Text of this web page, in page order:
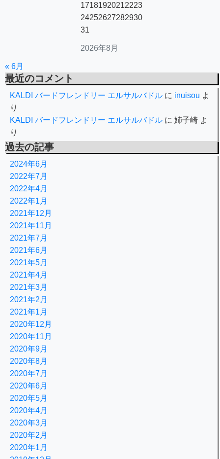
2026年8月
17181920212223
24252627282930
31
« 6月
最近のコメント
KALDI バードフレンドリー エルサルバドル に inuisou よ
り
KALDI バードフレンドリー エルサルバドル に 姉子崎 よ
り
過去の記事
2024年6月
2022年7月
2022年4月
2022年1月
2021年12月
2021年11月
2021年7月
2021年6月
2021年5月
2021年4月
2021年3月
2021年2月
2021年1月
2020年12月
2020年11月
2020年9月
2020年8月
2020年7月
2020年6月
2020年5月
2020年4月
2020年3月
2020年2月
2020年1月